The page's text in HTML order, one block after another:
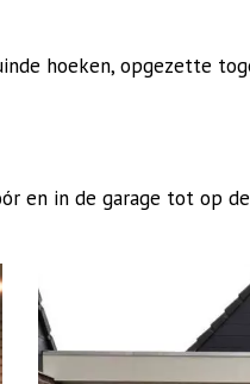
hoeken, opgezette
en in de garage tot op